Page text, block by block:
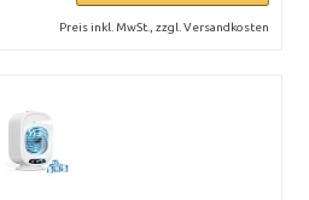
Preis inkl. MwSt., zzgl. Versandkosten